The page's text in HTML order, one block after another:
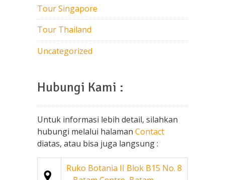
Tour Singapore
Tour Thailand
Uncategorized
Hubungi Kami :
Untuk informasi lebih detail, silahkan
hubungi melalui halaman Contact
diatas, atau bisa juga langsung :
Ruko Botania II Blok B15 No. 8